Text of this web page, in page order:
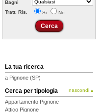
Bagni
Tratt. Ris.
Si No
La tua ricerca
a Pignone (SP)
Cerca per tipologia nascondi ▴
Appartamento Pignone
Attico Pignone